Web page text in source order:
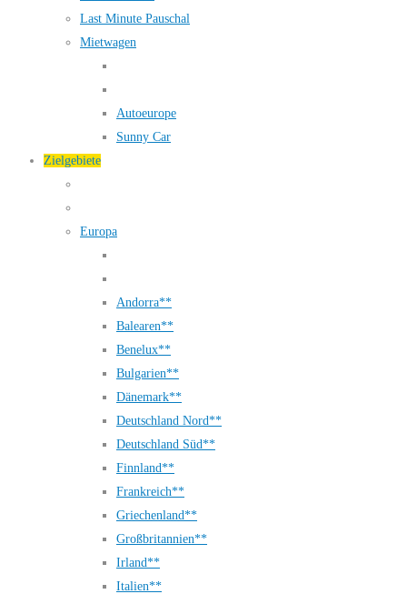
Last Minute Pauschal
Mietwagen
Autoeurope
Sunny Car
Zielgebiete
Europa
Andorra**
Balearen**
Benelux**
Bulgarien**
Dänemark**
Deutschland Nord**
Deutschland Süd**
Finnland**
Frankreich**
Griechenland**
Großbritannien**
Irland**
Italien**